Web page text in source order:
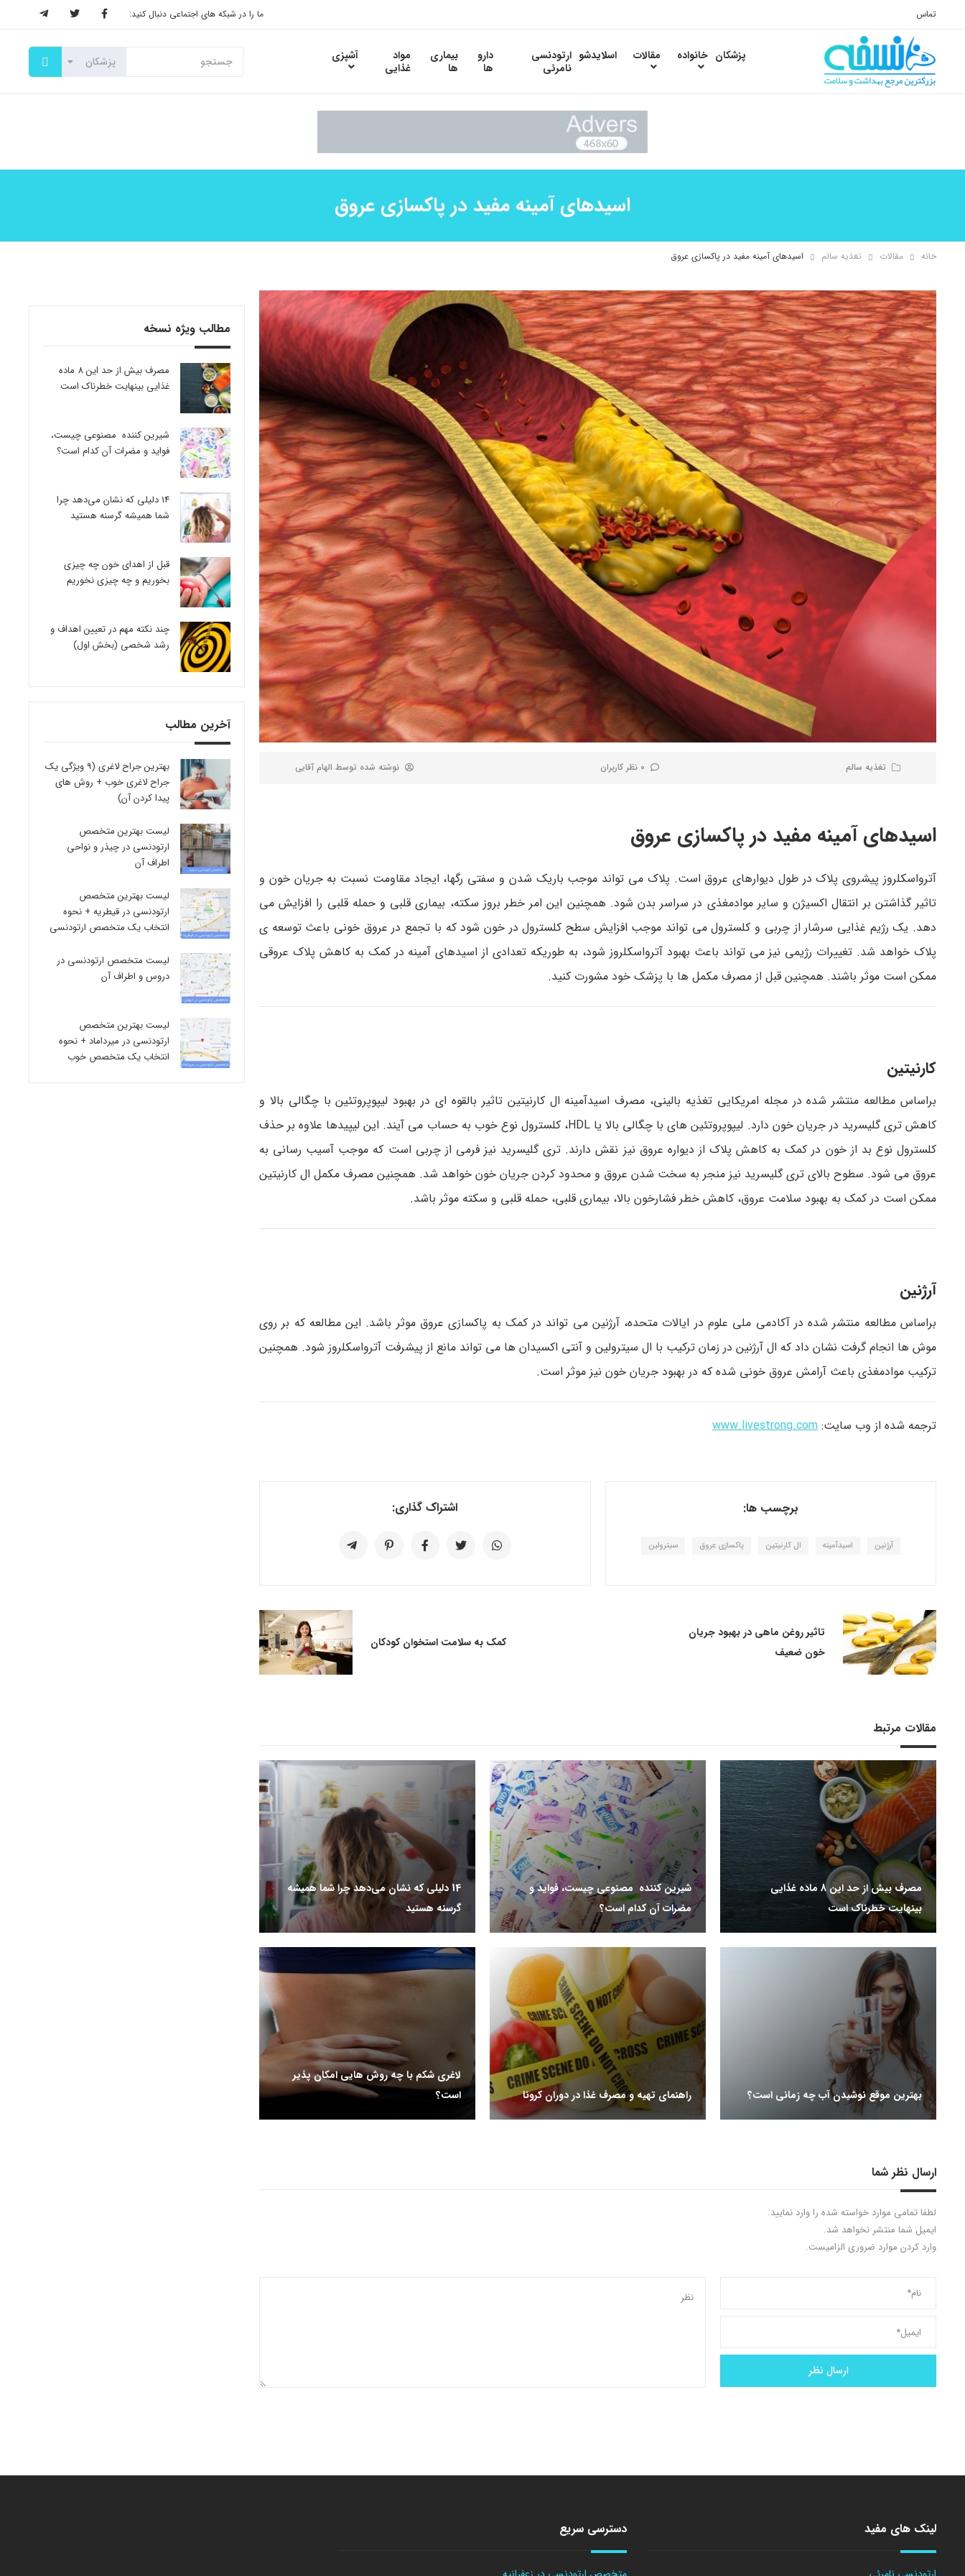
تماس ما را در شبکه های اجتماعی دنبال کنید:
پزشکان خانواده مقالات اسلایدشو ارتودنسی
نامرئی
دارو
ها
بیماری
ها
مواد
غذایی
آشپزی
اسیدهای آمینه مفید در پاکسازی عروق
خانه مقالات تغذیه سالم اسیدهای آمینه مفید در پاکسازی عروق
تغذیه سالم 0 نظر کاربران نوشته شده توسط الهام آقایی
اسیدهای آمینه مفید در پاکسازی عروق
آترواسکلروز پیشروی پلاک در طول دیوارهای عروق است. پلاک می تواند موجب باریک شدن و سفتی رگها، ایجاد مقاومت نسبت به جریان خون و
تاثیر گذاشتن بر انتقال اکسیژن و سایر موادمغذی در سراسر بدن شود. همچنین این امر خطر بروز سکته، بیماری قلبی و حمله قلبی را افزایش می
دهد. یک رژیم غذایی سرشار از چربی و کلسترول می تواند موجب افزایش سطح کلسترول در خون شود که با تجمع در عروق خونی باعث توسعه ی
پلاک خواهد شد. تغییرات رژیمی نیز می تواند باعث بهبود آترواسکلروز شود، به طوریکه تعدادی از اسیدهای آمینه در کمک به کاهش پلاک عروقی
ممکن است موثر باشند. همچنین قبل از مصرف مکمل ها با پزشک خود مشورت کنید.
کارنیتین
براساس مطالعه منتشر شده در مجله امریکایی تغذیه بالینی، مصرف اسیدآمینه ال کارنیتین تاثیر بالقوه ای در بهبود لیپوپروتئین با چگالی بالا و
کاهش تری گلیسرید در جریان خون دارد. لیپوپروتئین های با چگالی بالا یا HDL، کلسترول نوع خوب به حساب می آیند. این لیپیدها علاوه بر حذف
کلسترول نوع بد از خون در کمک به کاهش پلاک از دیواره عروق نیز نقش دارند. تری گلیسرید نیز فرمی از چربی است که موجب آسیب رسانی به
عروق می شود. سطوح بالای تری گلیسرید نیز منجر به سخت شدن عروق و محدود کردن جریان خون خواهد شد. همچنین مصرف مکمل ال کارنیتین
ممکن است در کمک به بهبود سلامت عروق، کاهش خطر فشارخون بالا، بیماری قلبی، حمله قلبی و سکته موثر باشد.
آرژنین
براساس مطالعه منتشر شده در آکادمی ملی علوم در ایالات متحده، آرژنین می تواند در کمک به پاکسازی عروق موثر باشد. این مطالعه که بر روی
موش ها انجام گرفت نشان داد که ال آرژنین در زمان ترکیب با ال سیترولین و آنتی اکسیدان ها می تواند مانع از پیشرفت آترواسکلروز شود. همچنین
ترکیب موادمغذی باعث آرامش عروق خونی شده که در بهبود جریان خون نیز موثر است.
ترجمه شده از وب سایت: www.livestrong.com
برچسب ها:
آرژنین اسیدآمینه ال کارنیتین پاکسازی عروق سیترولین
اشتراک گذاری:
تاثیر روغن ماهی در بهبود جریان
خون ضعیف
کمک به سلامت استخوان کودکان
مقالات مرتبط
مصرف بیش از حد این 8 ماده غذایی
بینهایت خطرناک است
شیرین کننده مصنوعی چیست، فواید و
مضرات آن کدام است؟
14 دلیلی که نشان می‌دهد چرا شما همیشه
گرسنه هستید
بهترین موقع نوشیدن آب چه زمانی است؟ راهنمای تهیه و مصرف غذا در دوران کرونا
لاغری شکم با چه روش هایی امکان پذیر
است؟
ارسال نظر شما
لطفا تمامی موارد خواسته شده را وارد نمایید.
ایمیل شما منتشر نخواهد شد.
وارد کردن موارد ضروری الزامیست.
مطالب ویژه نسخه
مصرف بیش از حد این 8 ماده
غذایی بینهایت خطرناک است
شیرین کننده مصنوعی چیست،
فواید و مضرات آن کدام است؟
14 دلیلی که نشان می‌دهد چرا
شما همیشه گرسنه هستید
قبل از اهدای خون چه چیزی
بخوریم و چه چیزی نخوریم
چند نکته مهم در تعیین اهداف و
رشد شخصی (بخش اول)
آخرین مطالب
بهترین جراح لاغری (9 ویژگی یک
جراح لاغری خوب + روش های
پیدا کردن آن)
لیست بهترین متخصص
ارتودنسی در چیذر و نواحی
اطراف آن
لیست بهترین متخصص
ارتودنسی در قیطریه + نحوه
انتخاب یک متخصص ارتودنسی
لیست متخصص ارتودنسی در
دروس و اطراف آن
لیست بهترین متخصص
ارتودنسی در میرداماد + نحوه
انتخاب یک متخصص خوب
لینک های مفید دسترسی سریع